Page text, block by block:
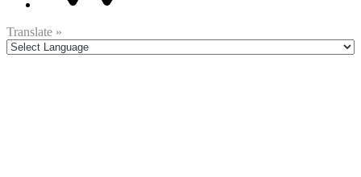
Translate »